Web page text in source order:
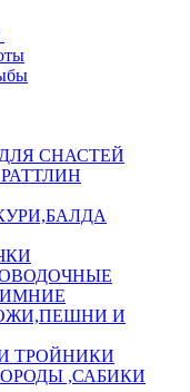
СНАСТЕЙ
И
ТРОЙНИКИ
,САБИКИ